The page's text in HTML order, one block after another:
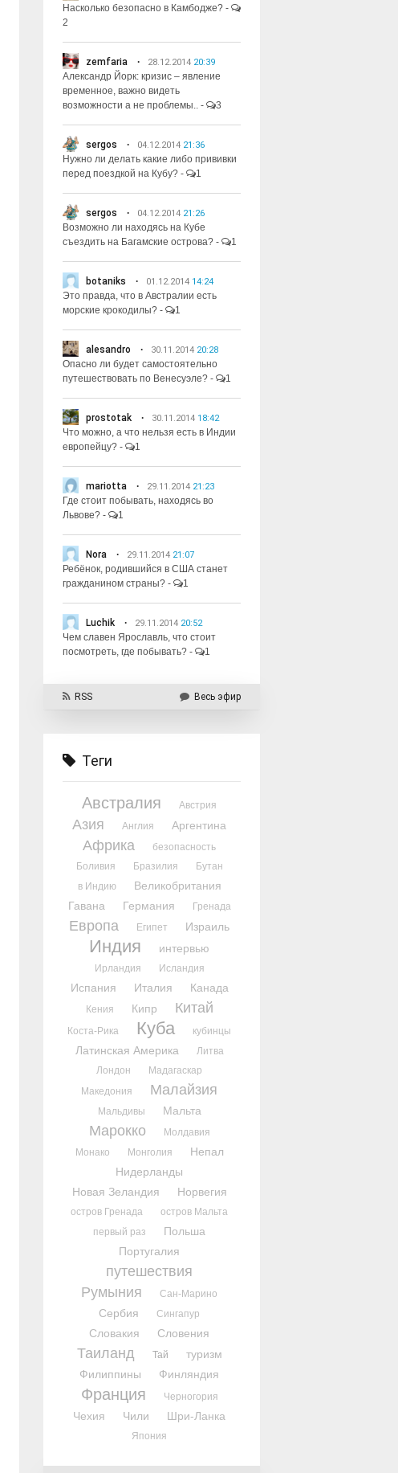
Насколько безопасно в Камбодже? -
2
zemfaria 28.12.2014 20:39
Александр Йорк: кризис – явление
временное, важно видеть
возможности а не проблемы.. - 3
sergos 04.12.2014 21:36
Нужно ли делать какие либо прививки
перед поездкой на Кубу? - 1
sergos 04.12.2014 21:26
Возможно ли находясь на Кубе
съездить на Багамские острова? - 1
botaniks 01.12.2014 14:24
Это правда, что в Австралии есть
морские крокодилы? - 1
alesandro 30.11.2014 20:28
Опасно ли будет самостоятельно
путешествовать по Венесуэле? - 1
prostotak 30.11.2014 18:42
Что можно, а что нельзя есть в Индии
европейцу? - 1
mariotta 29.11.2014 21:23
Где стоит побывать, находясь во
Львове? - 1
Nora 29.11.2014 21:07
Ребёнок, родившийся в США станет
гражданином страны? - 1
Luchik 29.11.2014 20:52
Чем славен Ярославль, что стоит
посмотреть, где побывать? - 1
RSS Весь эфир
Теги
Австралия Австрия
Азия Англия Аргентина
Африка
безопасность
Боливия
Бразилия
Бутан
в Индию
Великобритания
Гавана
Германия Гренада
Европа Египет Израиль
Индия интервью
Ирландия Исландия
Испания Италия Канада
Кения Кипр Китай
Коста-Рика Куба кубинцы
Латинская Америка
Литва
Лондон
Мадагаскар
Македония
Малайзия
Мальдивы Мальта
Марокко
Молдавия
Монако
Монголия
Непал
Нидерланды
Новая Зеландия
Норвегия
остров Гренада
остров Мальта
первый раз
Польша
Португалия
путешествия
Румыния
Сан-Марино
Сербия Сингапур
Словакия Словения
Таиланд Тай
туризм
Филиппины
Финляндия
Франция Черногория
Чехия Чили Шри-Ланка
Япония